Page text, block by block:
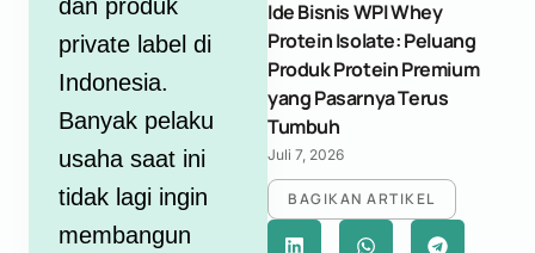
dan produk
private label di
Indonesia.
Banyak pelaku
usaha saat ini
tidak lagi ingin
membangun
Ide Bisnis WPI Whey
Protein Isolate: Peluang
Produk Protein Premium
yang Pasarnya Terus
Tumbuh
Juli 7, 2026
BAGIKAN ARTIKEL